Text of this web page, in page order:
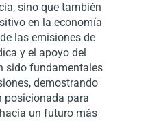
sino que también
en la economía
las emisiones de
y el apoyo del
sido fundamentales
demostrando
posicionada para
un futuro más